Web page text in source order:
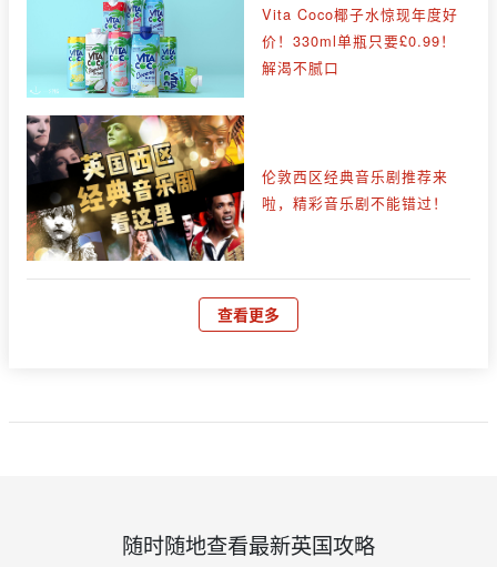
Vita Coco椰子水惊现年度好
价！330ml单瓶只要£0.99！
解渴不腻口
伦敦西区经典音乐剧推荐来
啦，精彩音乐剧不能错过！
查看更多
随时随地查看最新英国攻略